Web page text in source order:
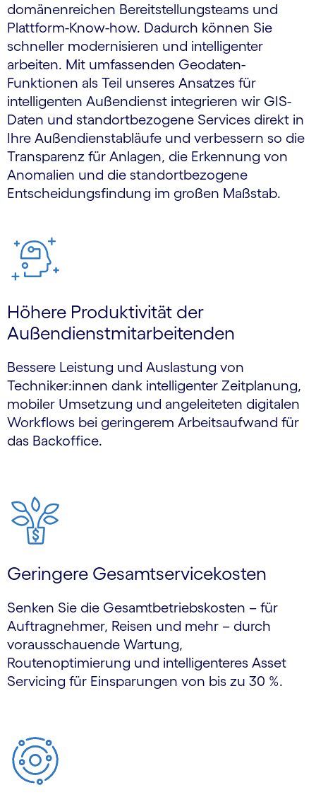
domänenreichen Bereitstellungsteams und
Plattform-Know-how. Dadurch können Sie
schneller modernisieren und intelligenter
arbeiten. Mit umfassenden Geodaten-
Funktionen als Teil unseres Ansatzes für
intelligenten Außendienst integrieren wir GIS-
Daten und standortbezogene Services direkt in
Ihre Außendienstabläufe und verbessern so die
Transparenz für Anlagen, die Erkennung von
Anomalien und die standortbezogene
Entscheidungsfindung im großen Maßstab.
Höhere Produktivität der
Außendienstmitarbeitenden
Bessere Leistung und Auslastung von
Techniker:innen dank intelligenter Zeitplanung,
mobiler Umsetzung und angeleiteten digitalen
Workflows bei geringerem Arbeitsaufwand für
das Backoffice.
Geringere Gesamtservicekosten
Senken Sie die Gesamtbetriebskosten – für
Auftragnehmer, Reisen und mehr – durch
vorausschauende Wartung,
Routenoptimierung und intelligenteres Asset
Servicing für Einsparungen von bis zu 30 %.